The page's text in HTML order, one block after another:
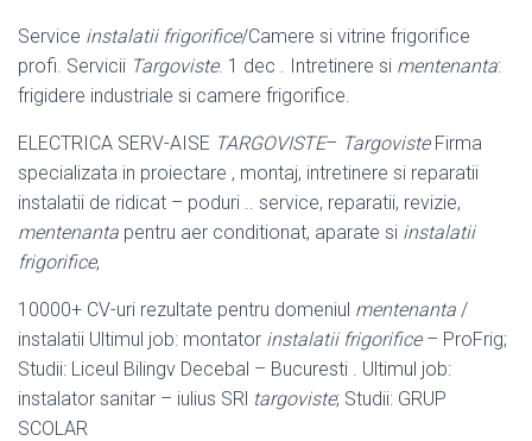
Service instalatii frigorifice/Camere si vitrine frigorifice
profi. Servicii Targoviste. 1 dec . Intretinere si mentenanta:
frigidere industriale si camere frigorifice.
ELECTRICA SERV-AISE TARGOVISTE– TargovisteFirma
specializata in proiectare , montaj, intretinere si reparatii
instalatii de ridicat – poduri .. service, reparatii, revizie,
mentenanta pentru aer conditionat, aparate si instalatii
frigorifice,
10000+ CV-uri rezultate pentru domeniul mentenanta /
instalatii Ultimul job: montator instalatii frigorifice– ProFrig;
Studii: Liceul Bilingv Decebal – Bucuresti . Ultimul job:
instalator sanitar – iulius SRl targoviste; Studii: GRUP
SCOLAR